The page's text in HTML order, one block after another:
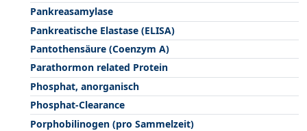
Pankreasamylase
Pankreatische Elastase (ELISA)
Pantothensäure (Coenzym A)
Parathormon related Protein
Phosphat, anorganisch
Phosphat-Clearance
Porphobilinogen (pro Sammelzeit)